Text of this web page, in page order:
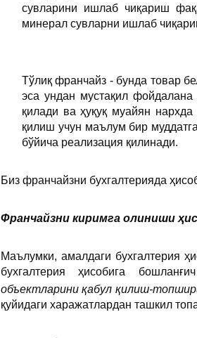
сувларини ишлаб чиқариш
минерал сувларни ишлаб
Тўлиқ франчайз - бунда товар
эса ундан мустақил
қилади ва ҳуқуқ муайян
қилиш учун маълум бир
бўйича реализация қилинади.
Биз франчайзни бухгалтерияда
Франчайзни киримга олиниши
Маълумки, амалдаги бухгалтерия
бухгалтерия ҳисобига
объектларини қабул қилиш-
қуйидаги харажатлардан ташкил